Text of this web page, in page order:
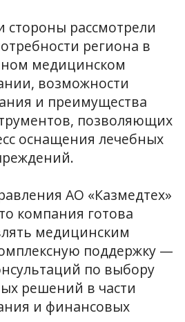
стороны рассмотрели
региона в
медицинском
возможности
и преимущества
позволяющих
оснащения лечебных
АО «Казмедтех»
компания готова
медицинским
поддержку —
по выбору
решений в части
и финансовых